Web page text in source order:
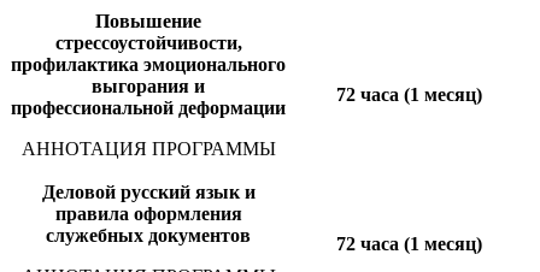
Повышение
стрессоустойчивости,
профилактика эмоционального
выгорания и
профессиональной деформации
АННОТАЦИЯ ПРОГРАММЫ
72 часа (1 месяц)
Деловой русский язык и
правила оформления
служебных документов
72 часа (1 месяц)